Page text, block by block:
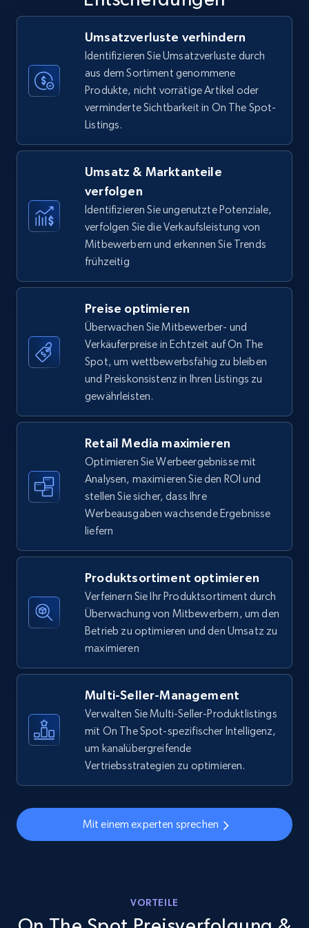
35.3K+ Jetzt anfangen
Amazon Reviews
URL, Product name, Product rating, Product
rating object, Product rating max, Rating,
Author name, Asin, and more.
872+
Walmart - products
Specifications, Image urls, Top reviews, and
877+ Jetzt anfangen
URL, Final price, Sku, Currency, Gtin,
Specifications, Image urls, Top reviews, and
more.
877+ Jetzt anfangen
Walmart - products - Collects products by
specific keywords
URL, Final price, Sku, Currency, Gtin,
Specifications, Image urls, Top reviews, and
877+ Jetzt anfangen
Walmart - products - Discover products by
Umsatzverluste verhindern
Identifizieren Sie Umsatzverluste durch
aus dem Sortiment genommene
Produkte, nicht vorrätige Artikel oder
verminderte Sichtbarkeit in On The Spot-
Listings.
Umsatz & Marktanteile
verfolgen
Identifizieren Sie ungenutzte Potenziale,
verfolgen Sie die Verkaufsleistung von
Mitbewerbern und erkennen Sie Trends
frühzeitig
Preise optimieren
Überwachen Sie Mitbewerber- und
Verkäuferpreise in Echtzeit auf On The
Spot, um wettbewerbsfähig zu bleiben
und Preiskonsistenz in Ihren Listings zu
gewährleisten.
Retail Media maximieren
Optimieren Sie Werbeergebnisse mit
Analysen, maximieren Sie den ROI und
stellen Sie sicher, dass Ihre
Werbeausgaben wachsende Ergebnisse
liefern
Produktsortiment optimieren
Verfeinern Sie Ihr Produktsortiment durch
Überwachung von Mitbewerbern, um den
Betrieb zu optimieren und den Umsatz zu
maximieren
Multi-Seller-Management
Verwalten Sie Multi-Seller-Produktlistings
mit On The Spot-spezifischer Intelligenz,
um kanalübergreifende
Vertriebsstrategien zu optimieren.
Mit einem experten sprechen
VORTEILE